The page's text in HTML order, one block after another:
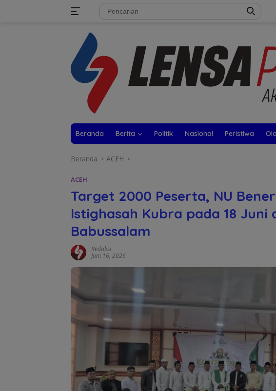
Beranda Berita Politik Nasional Peristiwa
Beranda ACEH
ACEH
Target 2000 Peserta, NU
Istighasah Kubra pada 18 Juni
Babussalam
Redaksi
Juni 16, 2026